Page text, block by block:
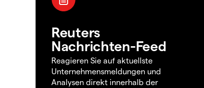
Reuters
Nachrichten-Feed
Reagieren Sie auf aktuellste
Unternehmensmeldungen und
Analysen direkt innerhalb der